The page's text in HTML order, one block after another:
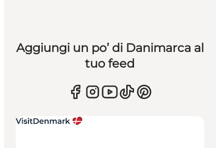
Aggiungi un po’ di Danimarca al
tuo feed